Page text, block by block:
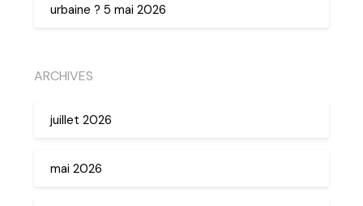
urbaine ? 5 mai 2026
ARCHIVES
juillet 2026
mai 2026